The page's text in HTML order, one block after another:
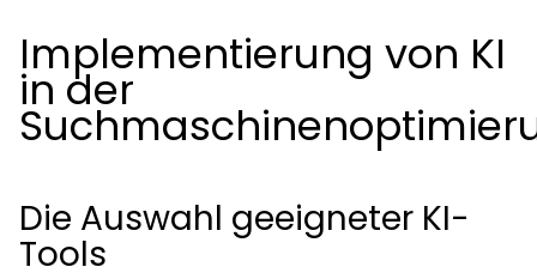
Implementierung von KI
in der
Die Auswahl geeigneter KI-
Tools